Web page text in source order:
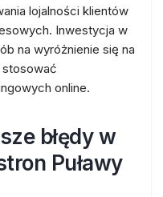
lojalności klientów
Inwestycja w
na wyróżnienie się na
stosować
online.
błędy w
Puławy